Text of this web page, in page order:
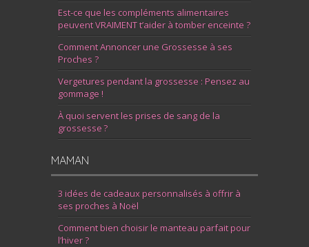
Est-ce que les compléments alimentaires
peuvent VRAIMENT t’aider à tomber enceinte ?
Comment Annoncer une Grossesse à ses
Proches ?
Vergetures pendant la grossesse : Pensez au
gommage !
À quoi servent les prises de sang de la
grossesse ?
MAMAN
3 idées de cadeaux personnalisés à offrir à
ses proches à Noël
Comment bien choisir le manteau parfait pour
l’hiver ?